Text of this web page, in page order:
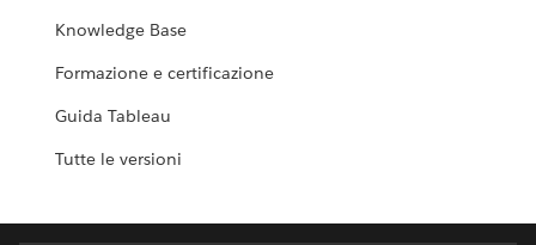
Knowledge Base
Formazione e certificazione
Guida Tableau
Tutte le versioni